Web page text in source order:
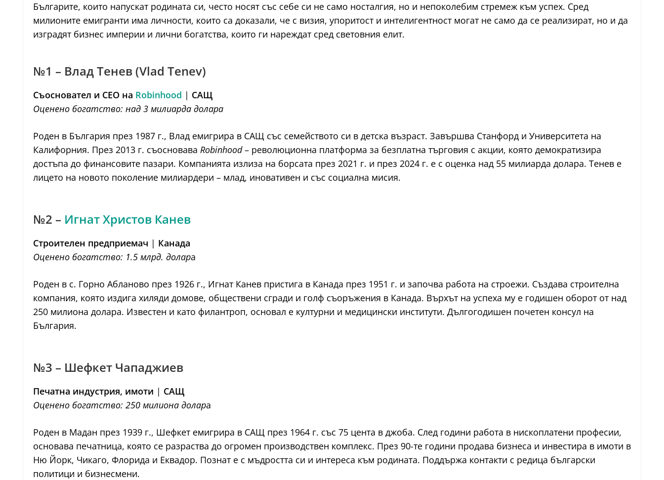
Българите, които напускат родината си, често носят със себе си не само носталгия, но и непоколебим стремеж към успех. Сред
милионите емигранти има личности, които са доказали, че с визия, упоритост и интелигентност могат не само да се реализират, но и да
изградят бизнес империи и лични богатства, които ги нареждат сред световния елит.
№1 – Влад Тенев (Vlad Tenev)
Съосновател и CEO на Robinhood | САЩ
Оценено богатство: над 3 милиарда долара
Роден в България през 1987 г., Влад емигрира в САЩ със семейството си в детска възраст. Завършва Станфорд и Университета на
Калифорния. През 2013 г. съосновава Robinhood– революционна платформа за безплатна търговия с акции, която демократизира
достъпа до финансовите пазари. Компанията излиза на борсата през 2021 г. и през 2024 г. е с оценка над 55 милиарда долара. Тенев е
лицето на новото поколение милиардери – млад, иновативен и със социална мисия.
№2 – Игнат Христов Канев
Строителен предприемач | Канада
Оценено богатство: 1.5 млрд. долара
Роден в с. Горно Абланово през 1926 г., Игнат Канев пристига в Канада през 1951 г. и започва работа на строежи. Създава строителна
компания, която издига хиляди домове, обществени сгради и голф съоръжения в Канада. Върхът на успеха му е годишен оборот от над
250 милиона долара. Известен и като филантроп, основал е културни и медицински институти. Дългогодишен почетен консул на
България.
№3 – Шефкет Чападжиев
Печатна индустрия, имоти | САЩ
Оценено богатство: 250 милионa доларa
Роден в Мадан през 1939 г., Шефкет емигрира в САЩ през 1964 г. със 75 цента в джоба. След години работа в нископлатени професии,
основава печатница, която се разраства до огромен производствен комплекс. През 90-те години продава бизнеса и инвестира в имоти в
Ню Йорк, Чикаго, Флорида и Еквадор. Познат е с мъдростта си и интереса към родината. Поддържа контакти с редица български
политици и бизнесмени.